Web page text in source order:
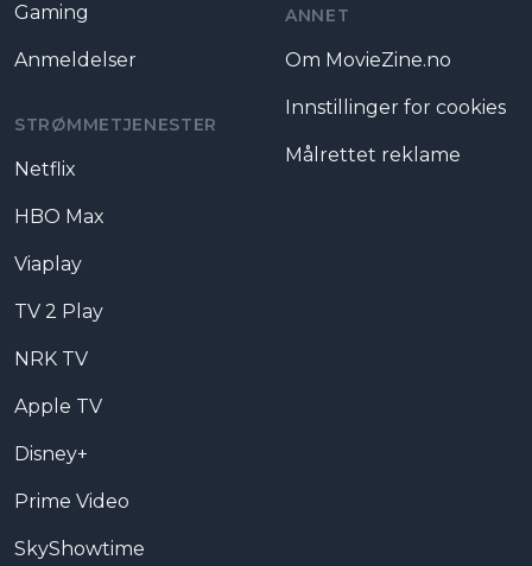
Gaming
Anmeldelser
STRØMMETJENESTER
Netflix
HBO Max
Viaplay
TV 2 Play
NRK TV
Apple TV
Disney+
Prime Video
SkyShowtime
ANNET
Om MovieZine.no
Innstillinger for cookies
Målrettet reklame